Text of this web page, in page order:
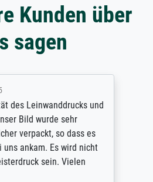
Kunden über
sagen
des Leinwanddrucks und
Bild wurde sehr
verpackt, so dass es
uns ankam. Es wird nicht
sein. Vielen